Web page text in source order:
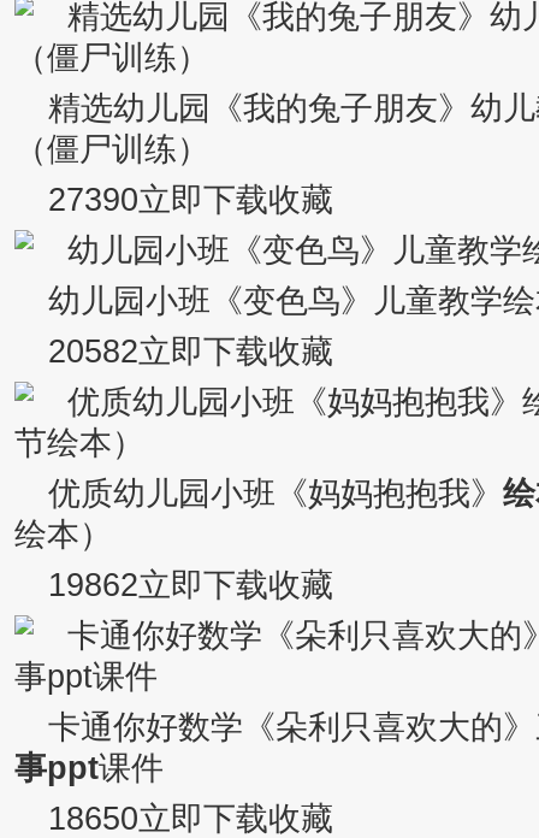
精选幼儿园《我的兔子朋友》幼
（僵尸训练）
27390立即下载收藏
幼儿园小班《变色鸟》儿童教学
20582立即下载收藏
优质幼儿园小班《妈妈抱抱我》
绘本）
19862立即下载收藏
卡通你好数学《朵利只喜欢大的
事ppt课件
18650立即下载收藏